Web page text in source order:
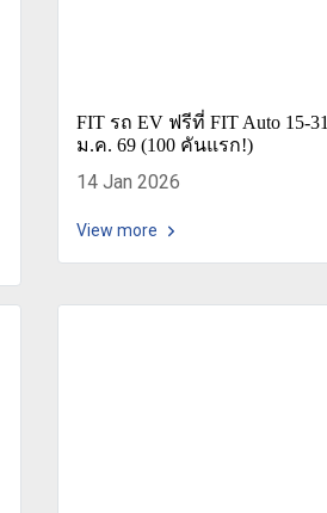
FIT รถ EV ฟรีที่ FIT Auto 15-31
ม.ค. 69 (100 คันแรก!)
14 Jan 2026
View more